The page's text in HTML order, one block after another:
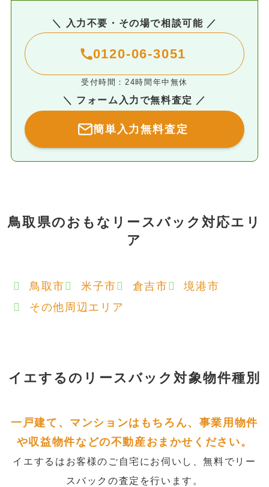
＼ 入力不要・その場で相談可能 ／
0120-06-3051
受付時間：24時間年中無休
＼ フォーム入力で無料査定 ／
簡単入力無料査定
鳥取県のおもなリースバック対応エリ
ア
鳥取市 米子市 倉吉市
境港市
その他周辺エリア
イエするの リースバック対象物件種別
一戸建て、マンションはもちろん、事業用物件
や収益物件などの不動産おまかせください。
イエするはお客様のご自宅にお伺いし、無料でリー
スバックの査定を行います。